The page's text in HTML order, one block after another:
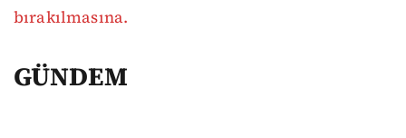
bırakılmasına.
GÜNDEM